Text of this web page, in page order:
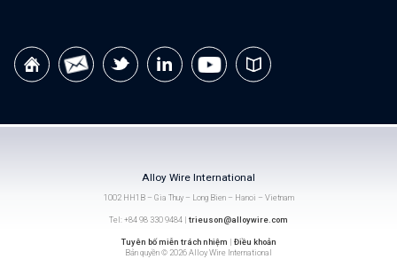
Alloy Wire International
1002 HH1B – Gia Thuy – Long Bien – Hanoi – Vietnam
Tel: +84 98 330 9484 | trieuson@alloywire.com
Tuyên bố miễn trách nhiệm | Điều khoản
Bản quyền © 2026 Alloy Wire International